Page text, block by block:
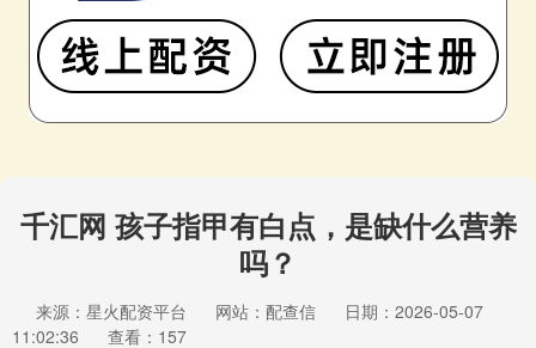
千汇网 孩子指甲有白点，是缺什么营养
吗？
来源：星火配资平台 网站：配查信
日期：2026-05-07
11:02:36
查看：157